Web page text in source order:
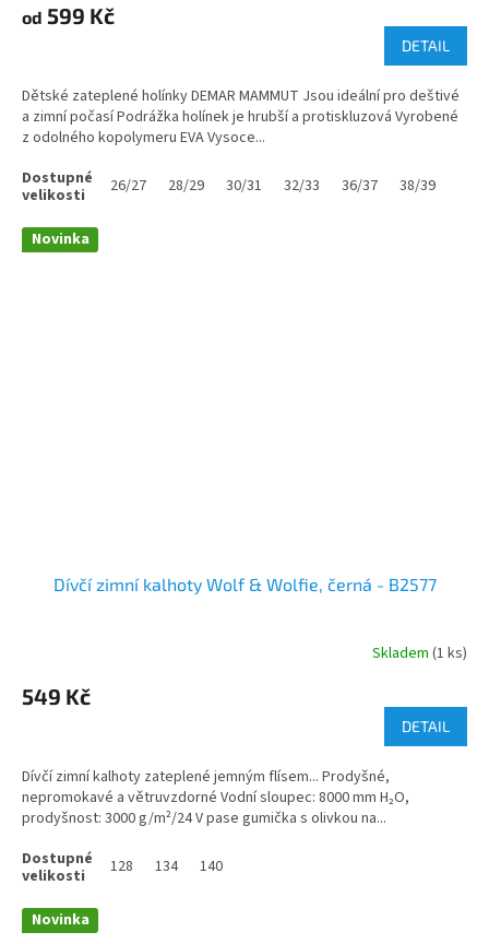
od 599 Kč
DETAIL
Dětské zateplené holínky DEMAR MAMMUT Jsou ideální pro deštivé
a zimní počasí Podrážka holínek je hrubší a protiskluzová Vyrobené
z odolného kopolymeru EVA Vysoce...
26/27 28/29 30/31 32/33 36/37 38/39
Novinka
Dívčí zimní kalhoty Wolf & Wolfie, černá - B2577
Skladem (1 ks)
549 Kč
DETAIL
Dívčí zimní kalhoty zateplené jemným flísem... Prodyšné,
nepromokavé a větruvzdorné Vodní sloupec: 8000 mm H₂O,
prodyšnost: 3000 g/m²/24 V pase gumička s olivkou na...
128 134 140
Novinka